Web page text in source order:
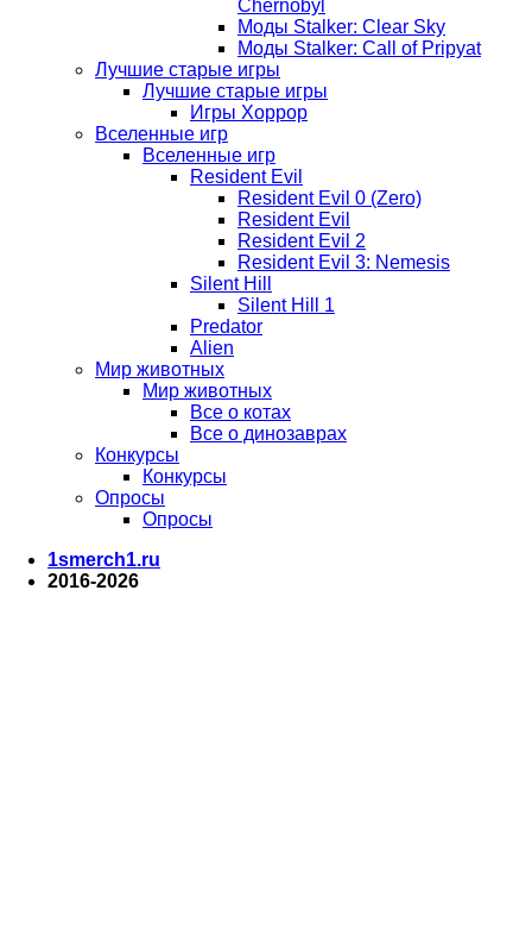
Chernobyl
Моды Stalker: Clear Sky
Моды Stalker: Call of Pripyat
Лучшие старые игры
Лучшие старые игры
Игры Хоррор
Вселенные игр
Вселенные игр
Resident Evil
Resident Evil 0 (Zero)
Resident Evil
Resident Evil 2
Resident Evil 3: Nemesis
Silent Hill
Silent Hill 1
Predator
Alien
Мир животных
Мир животных
Все о котах
Все о динозаврах
Конкурсы
Конкурсы
Опросы
Опросы
1smerch1.ru
2016-2026